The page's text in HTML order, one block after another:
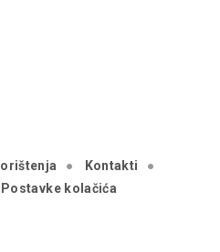
Kontakti
Postavke kolačića